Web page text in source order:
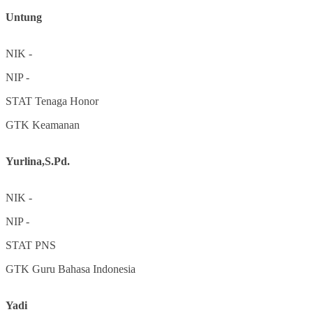
Untung
NIK -
NIP-
STAT Tenaga Honor
GTK Keamanan
Yurlina,S.Pd.
NIK -
NIP-
STAT PNS
GTK Guru Bahasa Indonesia
Yadi